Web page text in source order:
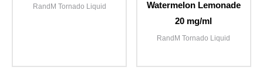
RandM Tornado Liquid
Watermelon Lemonade
20 mg/ml
RandM Tornado Liquid